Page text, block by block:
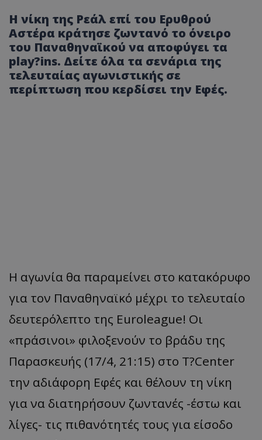
Η νίκη της Ρεάλ επί του Ερυθρού
Αστέρα κράτησε ζωντανό το όνειρο
του Παναθηναϊκού να αποφύγει τα
play?ins. Δείτε όλα τα σενάρια της
τελευταίας αγωνιστικής σε
περίπτωση που κερδίσει την Εφές.
Η αγωνία θα παραμείνει στο κατακόρυφο
για τον Παναθηναϊκό μέχρι το τελευταίο
δευτερόλεπτο της Euroleague! Οι
«πράσινοι» φιλοξενούν το βράδυ της
Παρασκευής (17/4, 21:15) στο T?Center
την αδιάφορη Εφές και θέλουν τη νίκη
για να διατηρήσουν ζωντανές -έστω και
λίγες- τις πιθανότητές τους για είσοδο